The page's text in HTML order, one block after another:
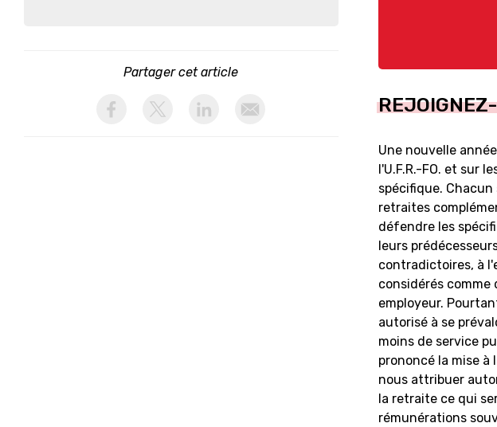
Une nouvelle
l'U.F.R.-FO. et sur
spécifique.
retraites
défendre les
leurs
contradictoires, à
considérés
employeur.
autorisé à se
moins de service
prononcé la mise
nous attribuer
la retraite ce qui
rémunérations
Partager cet article